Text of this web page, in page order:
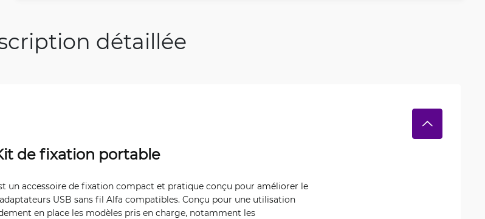
détaillée
de fixation portable
un accessoire de fixation compact et pratique conçu pour améliorer le
USB sans fil Alfa compatibles. Conçu pour une utilisation
en place les modèles pris en charge, notamment les